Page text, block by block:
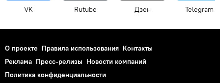
VK Rutube Дзен Telegram
О проекте Правила использования Контакты
Реклама Пресс-релизы Новости компаний
Политика конфиденциальности